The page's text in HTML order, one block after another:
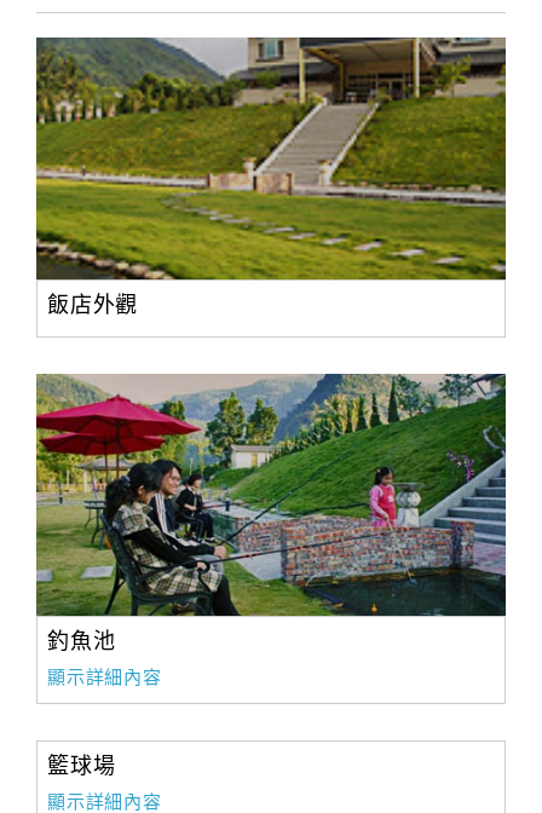
飯店外觀
釣魚池
顯示詳細內容
籃球場
顯示詳細內容